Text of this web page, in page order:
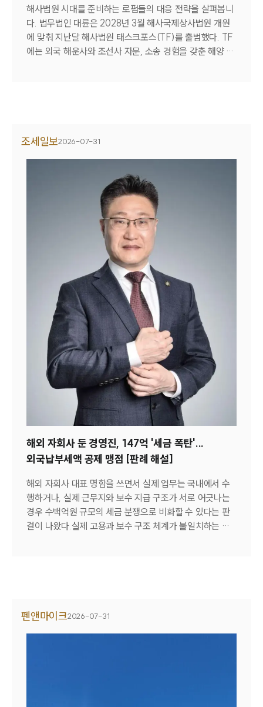
예정이다.원고 측은 사전변론회의를 앞두고 대응 전략 마련
에 착수했다. 원고 측을 대리하는 SJKP 관계자는 “재판부
가 사건을 서면만으로 처리하지 않고 직접 쟁점을 살펴보겠
다는 취지로 이해하고 있다”며 “회의를 통해 재판부가 중요
상대 집단 손배소 사전변론회의 열린다 (바로가기) 아주경
제 - [로펌라운지] 쿠팡 美 집단소송 첫 사전변론회의 열린
다…대륜 SJKP "전면 대응 나설 것" (바로가기)
해사법원 시대를 준비하는 로펌들의 대응 전략을 살펴봅니
다. 법무법인 대륜은 2028년 3월 해사국제상사법원 개원
에 맞춰 지난달 해사법원 태스크포스(TF)를 출범했다. TF
에는 외국 해운사와 조선사 자문, 소송 경험을 갖춘 해양 법
립 예정지인 부산과 인천에 거점 사무소를 두고 사건 초기
대응과 증거 보존이 즉각 이뤄지도록 했다. 해외 네트워크
르와 상하이, 런던 등에 현지 사무소 설립을 추진하고 해외
로펌과의 업무협약(MOU)도 확대하고 있다.단일 사건에
송무 변호사와 외국변호사, 행정제재·관세·세무 전문가가
한 팀으로 협업하는 점도 특징이다. 이에 따라 다국어 소통
과 국제 중재, 복합적인 관세·형사 리스크 해결을 통합 처
리할 수 있다. TF 그룹장은 해기사(항해사·기관사·운항사
등) 자격과 싱가포르 외국법자문사(FLC) 자격을 보유한
박동일 변호사가 맡았다. 부산고법 판사 출신으로 대한상사
중재원 중재인으로 활동하는 김낙형 변호사, 국제조세·관
세 이슈를 전담하는 박성준 변호사, 국제중재·국제투자분
쟁(ISDS)·미국 소송 등의 경험을 갖춘 원정연 외국변호사
(미국 뉴욕주)도 TF에 합류했다.이와 함께 각각 러시아와
중국 변호사 자격이 있는 김민수 변호사, 장진얼 외국변호
사와 형사·민사·행정 분야 전문 변호사인 최광현 변호사
등도 함께한다.대륜은 해사법원 개원으로 국내 해운·조선·
물류 기업이 해외 법원이나 영국·싱가포르 중재기관에 의
존하던 구조에서 벗어나 국내에서 더 신속하고 효율적으로
분쟁을 해결할 수 있을 것으로 보고 있다. 로펌 업계도 단순
량을 갖춘 전담 TF 중심 체제로 재편될 것이라고 전망했다.
박동일 변호사는 "해사국제상사법원은 국내 기업의 법률
"선제적으로 구축한 인프라와 글로벌 인력을 바탕으로 기
업 고객이 안심하고 경영에 집중할 수 있도록 원스톱 해사
법무 파트너 역할을 다하겠다"고 했다. 박선우 기자
(closely@bloter.net) [기사전문보기] [해사법원 ON]②
조세일보2026-07-31
해외 자회사 둔 경영진, 147억 '세금 폭탄'...
외국납부세액 공제 맹점 [판례 해설]
해외 자회사 대표 명함을 쓰면서 실제 업무는 국내에서 수
행하거나, 실제 근무지와 보수 지급 구조가 서로 어긋나는
경우 수백억원 규모의 세금 분쟁으로 비화할 수 있다는 판
결이 나왔다.실제 고용과 보수 구조 체계가 불일치하는 이
(2025구합61063)에서 과세청의 손을 들어줬다.A씨는 중
국 자회사의 실질 경영자로 활동하며 받은 약 270억원의
펜앤마이크2026-07-31